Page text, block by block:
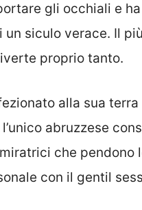
gli occhiali e
un siculo verace. Il
proprio tanto.
alla sua
l’unico abruzzese
che pendono
con il gentil